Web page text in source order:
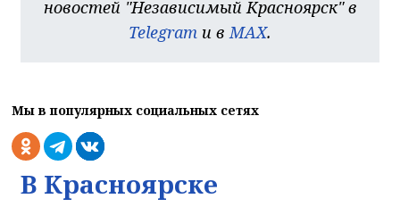
новостей "Независимый Красноярск" в
Telegram и в MAX.
Мы в популярных социальных сетях
В Красноярске